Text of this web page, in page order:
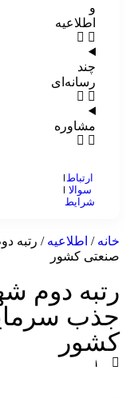
و
اطلاعیه
چند
رسانه‌ای
مشاوره
ارتباط
با ما
سوالا
ت
شرایط
خانه / اطلاعیه / رتبه
صنعتی کشور
رتبه دوم
جذب
کشور
۱